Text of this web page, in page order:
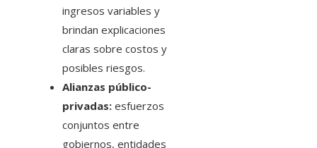
ingresos variables y
brindan explicaciones
claras sobre costos y
posibles riesgos.
Alianzas público-
privadas: esfuerzos
conjuntos entre
gobiernos, entidades